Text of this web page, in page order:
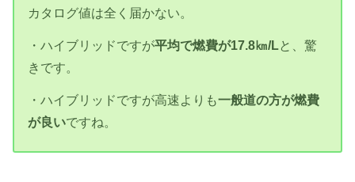
カタログ値は全く届かない。
・ハイブリッドですが平均で燃費が17.8㎞/Lと、驚
きです。
・ハイブリッドですが高速よりも一般道の方が燃費
が良いですね。